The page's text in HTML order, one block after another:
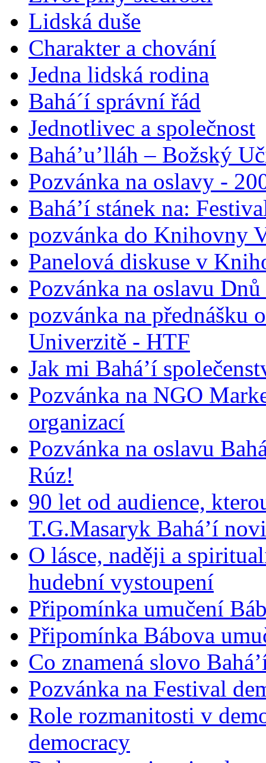
Lidská duše
Charakter a chování
Jedna lidská rodina
Bahá´í správní řád
Jednotlivec a společnost
Bahá’u’lláh – Božský
Pozvánka na oslavy -
Bahá’í stánek na:
pozvánka do Knihovny
Panelová diskuse v
Pozvánka na oslavu
pozvánka na přednášku
Univerzitě - HTF
Jak mi Bahá’í
Pozvánka na NGO
organizací
Pozvánka na oslavu
Rúz!
90 let od audience,
T.G.Masaryk Bahá’í
O lásce, naději a
hudební vystoupení
Připomínka umučení
Připomínka Bábova
Co znamená slovo
Pozvánka na Festival
Role rozmanitosti v
democracy